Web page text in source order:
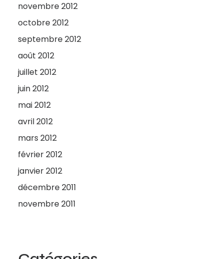
novembre 2012
octobre 2012
septembre 2012
août 2012
juillet 2012
juin 2012
mai 2012
avril 2012
mars 2012
février 2012
janvier 2012
décembre 2011
novembre 2011